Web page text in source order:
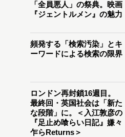
「全員悪人」の祭典。映画
『ジェントルメン』の魅力
頻発する「検索汚染」とキ
ーワードによる検索の限界
ロンドン再封鎖16週目。
最終回・英国社会は「新た
な段階」に。＜入江敦彦の
『足止め喰らい日記』嫌々
乍らReturns＞